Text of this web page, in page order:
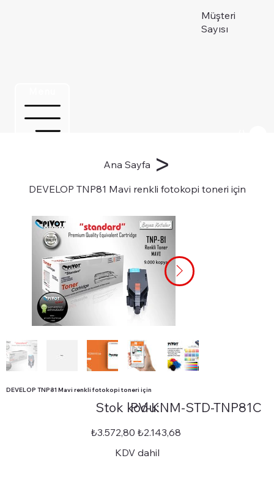
Müşteri
Sayısı
Ana Sayfa >
DEVELOP TNP81 Mavi renkli fotokopi toneri için
DEVELOP TNP81 Mavi renkli fotokopi toneri için
Stok kodu:
kodu:
STD-
TNP81C
PV-KNM-STD-TNP81C
Orijinal
fiyat
₺3.572,80 İndirimli
fiyat
₺2.143,68
KDV dahil